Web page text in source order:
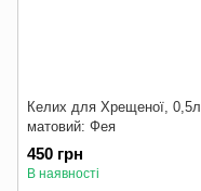
Келих для Хрещеної, 0,5л
матовий: Фея
450 грн
В наявності